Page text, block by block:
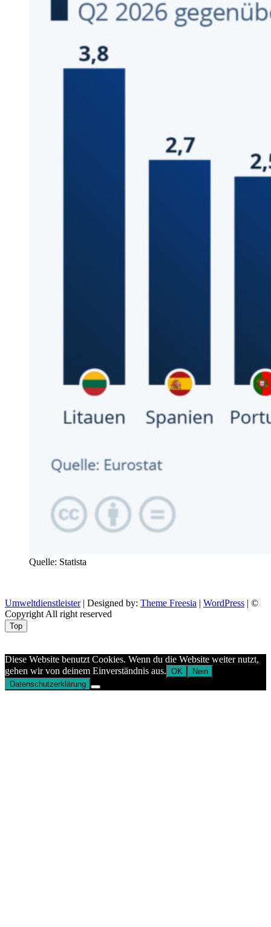
Quelle: Statista
Umweltdienstleister| Designed by: Theme Freesia | WordPress | ©
Copyright All right reserved
Top
Diese Website benutzt Cookies. Wenn du die Website weiter nutzt,
gehen wir von deinem Einverständnis aus. OK
Nein
Datenschutzerklärung